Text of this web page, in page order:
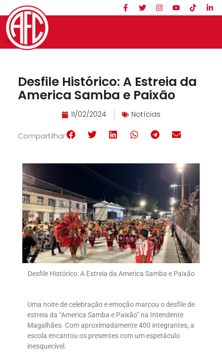
Desfile Histórico: A Estreia da
America Samba e Paixão
11/02/2024 Notícias
Compartilhar
Desfile Histórico: A Estreia da America Samba e Paixão
Uma noite de celebração e emoção marcou o desfile de
estreia da “America Samba e Paixão” na Intendente
Magalhães. Com aproximadamente 400 integrantes, a
escola encantou os presentes com um espetáculo
inesquecível.